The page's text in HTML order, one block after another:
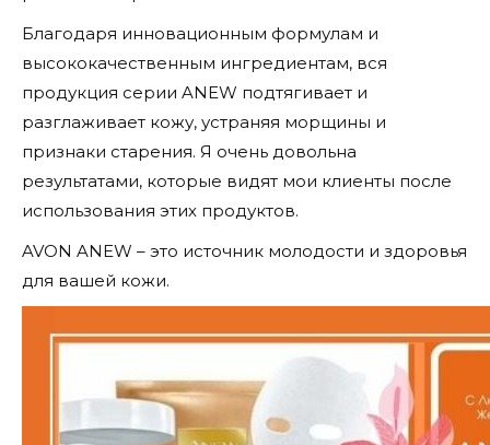
Благодаря инновационным формулам и
высококачественным ингредиентам, вся
продукция серии ANEW подтягивает и
разглаживает кожу, устраняя морщины и
признаки старения. Я очень довольна
результатами, которые видят мои клиенты после
использования этих продуктов.
AVON ANEW – это источник молодости и здоровья
для вашей кожи.